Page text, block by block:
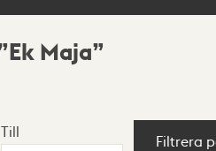
Ek Maja
Till
Filtrera